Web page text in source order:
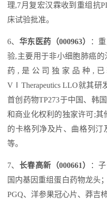
理,7月复宏汉霖收到重组抗
床试验批准。
6、 华东医药（000963）
：
验,主要用于非小细胞肺癌
药,是公司独家品种,
VⅠTherapeutics LLO就其研
首创药物TP273于中国、韩
和商业化权利的独家许可;
的卡格列净及片、曲格列汀
等。
7、 长春高新（000661）
：
国内基因重组蛋白药物龙头
PGQ、洋参果冠心片、莽吉